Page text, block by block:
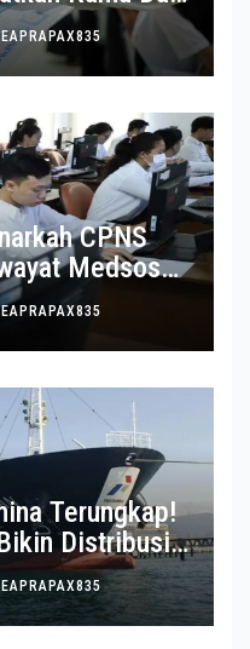
CPNS
Medsos?
Heboh
Terungkap!
Distribusi